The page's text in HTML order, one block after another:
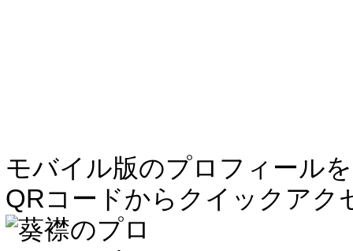
モバイル版のプロフィール
QRコードからクイックアク